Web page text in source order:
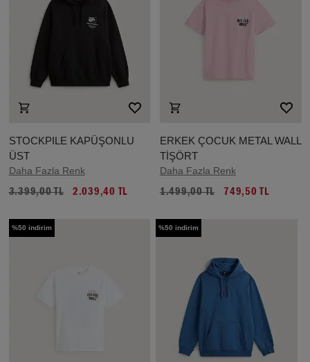
STOCKPILE KAPÜŞONLU
ÜST
Daha Fazla Renk
3.399,00 TL 2.039,40 TL
ERKEK ÇOCUK METAL WALL
TİŞÖRT
Daha Fazla Renk
1.499,00 TL 749,50 TL
%50 indirim %50 indirim